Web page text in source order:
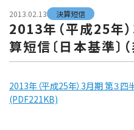
2013.02.13 決算短信
2013年（平成25年
算短信〔日本基準〕（
2013年（平成25年）3月期 第３四
(PDF221KB)